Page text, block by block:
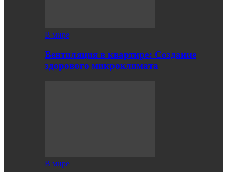
В мире
Вентиляция в квартире: Создание
здорового микроклимата
В мире